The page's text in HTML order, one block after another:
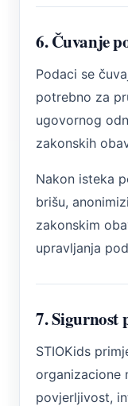
6. Čuvanje
Podaci se
potrebno za
ugovornog
zakonskih
Nakon isteka
brišu,
zakonskim
upravljanja
7. Sigurnost
STIOKids
organizacione
povjerljivost,